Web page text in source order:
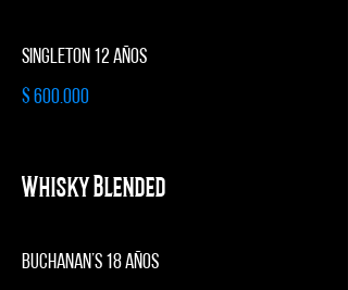
SINGLETON 12 AÑOS
$ 600.000
Whisky Blended
BUCHANAN’S 18 AÑOS